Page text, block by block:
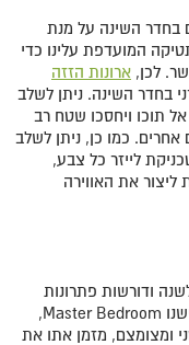
בחדר השינה על מנת
המועדפת עלינו כדי
לכן, ארונות הזזה
בחדר השינה. ניתן לשלב
תוכו ויחסכו שטח רב
כמו כן, ניתן לשלב
לייזר כל צבע,
את האווירה
ודורשות פתרונות
אחסון נוחים ומותאמים. הטרנד האמריקאי בו ישנו Master Bedroom,
ומצומצם, מזמן אתו את